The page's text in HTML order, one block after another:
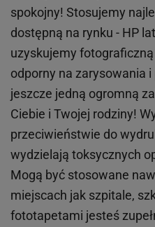
spokojny! Stosujemy
dostępną na rynku - HP
uzyskujemy
odporny na zarysowania
jeszcze jedną ogromną
Ciebie i Twojej rodziny!
przeciwieństwie do
wydzielają toksycznych
Mogą być stosowane
miejscach jak szpitale,
fototapetami jesteś